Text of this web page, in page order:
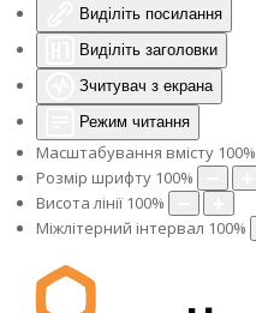
Виділіть посилання
Виділіть заголовки
Зчитувач з екрана
Режим читання
Масштабування вмісту 100%
Розмір шрифту 100%
Висота лінії 100%
Міжлітерний інтервал 100%